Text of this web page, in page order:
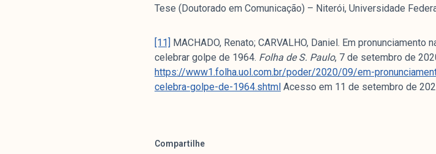
Tese (Doutorado em Comunicação) – Niterói, Universidade
[11] MACHADO, Renato; CARVALHO, Daniel. Em
celebrar golpe de 1964. Folha de S. Paulo, 7 de setembro de
https://www1.folha.uol.com.br/poder/2020/09/em-
celebra-golpe-de-1964.shtml Acesso em 11 de setembro de
Compartilhe